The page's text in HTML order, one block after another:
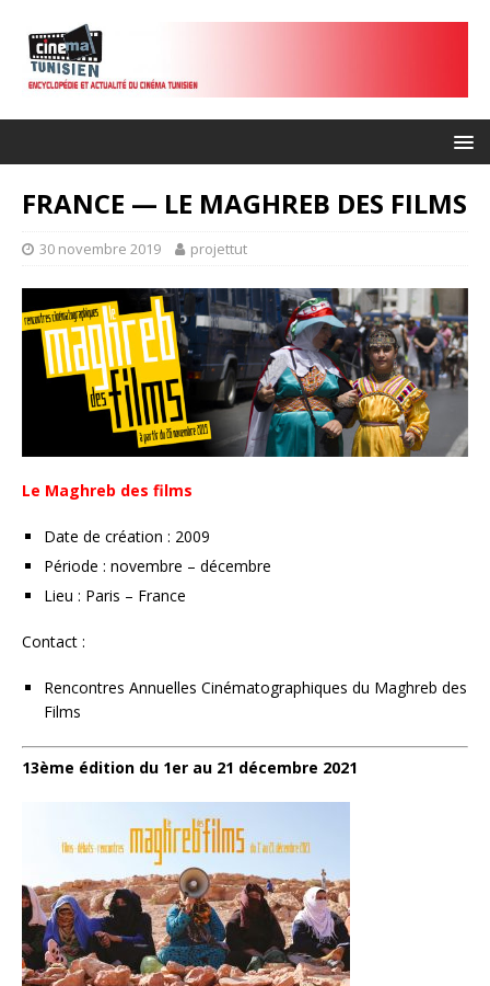
FRANCE — LE MAGHREB DES FILMS
30 novembre 2019 projettut
Le Maghreb des films
Date de création : 2009
Période : novembre – décembre
Lieu : Paris – France
Contact :
Rencontres Annuelles Cinématographiques du Maghreb des
Films
13ème édition du 1er au 21 décembre 2021